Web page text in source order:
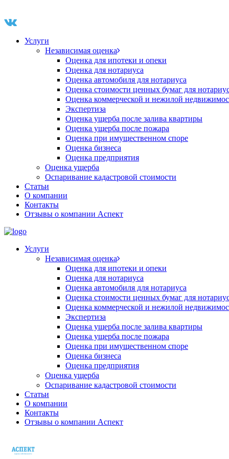
Услуги
Независимая оценка
Оценка для ипотеки и опеки
Оценка для нотариуса
Оценка автомобиля для нотариуса
Оценка стоимости ценных бумаг для
Оценка коммерческой и нежилой
Экспертиза
Оценка ущерба после залива квартиры
Оценка ущерба после пожара
Оценка при имущественном споре
Оценка бизнеса
Оценка предприятия
Оценка ущерба
Оспаривание кадастровой стоимости
Статьи
О компании
Контакты
Отзывы о компании Аспект
Услуги
Независимая оценка
Оценка для ипотеки и опеки
Оценка для нотариуса
Оценка автомобиля для нотариуса
Оценка стоимости ценных бумаг для
Оценка коммерческой и нежилой
Экспертиза
Оценка ущерба после залива квартиры
Оценка ущерба после пожара
Оценка при имущественном споре
Оценка бизнеса
Оценка предприятия
Оценка ущерба
Оспаривание кадастровой стоимости
Статьи
О компании
Контакты
Отзывы о компании Аспект